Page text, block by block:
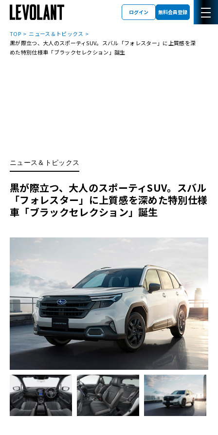
ログイン 無料会員登録
TOP
ニュース＆トピックス
黒が際立つ、大人のスポーティSUV。スバル「フォレスター」に上質感を深
めた特別仕様車「ブラックセレクション」誕生
ニュース＆トピックス
黒が際立つ、大人のスポーティSUV。スバル
「フォレスター」に上質感を深めた特別仕様
車「ブラックセレクション」誕生